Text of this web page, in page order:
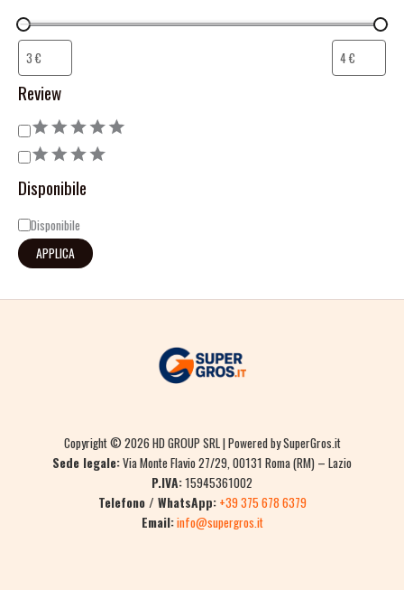
Review
Disponibile
Disponibile
APPLICA
Copyright © 2026 HD GROUP SRL | Powered by SuperGros.it
Sede legale:Via Monte Flavio 27/29, 00131 Roma (RM) – Lazio
P.IVA:15945361002
Telefono / WhatsApp: +39 375 678 6379
Email:info@supergros.it